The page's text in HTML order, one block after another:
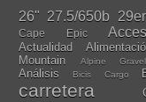
26" 27.5/650b 29er
Cape Epic
Actualidad
Mountain
Alpine
Análisis Bicis Cargo
carretera